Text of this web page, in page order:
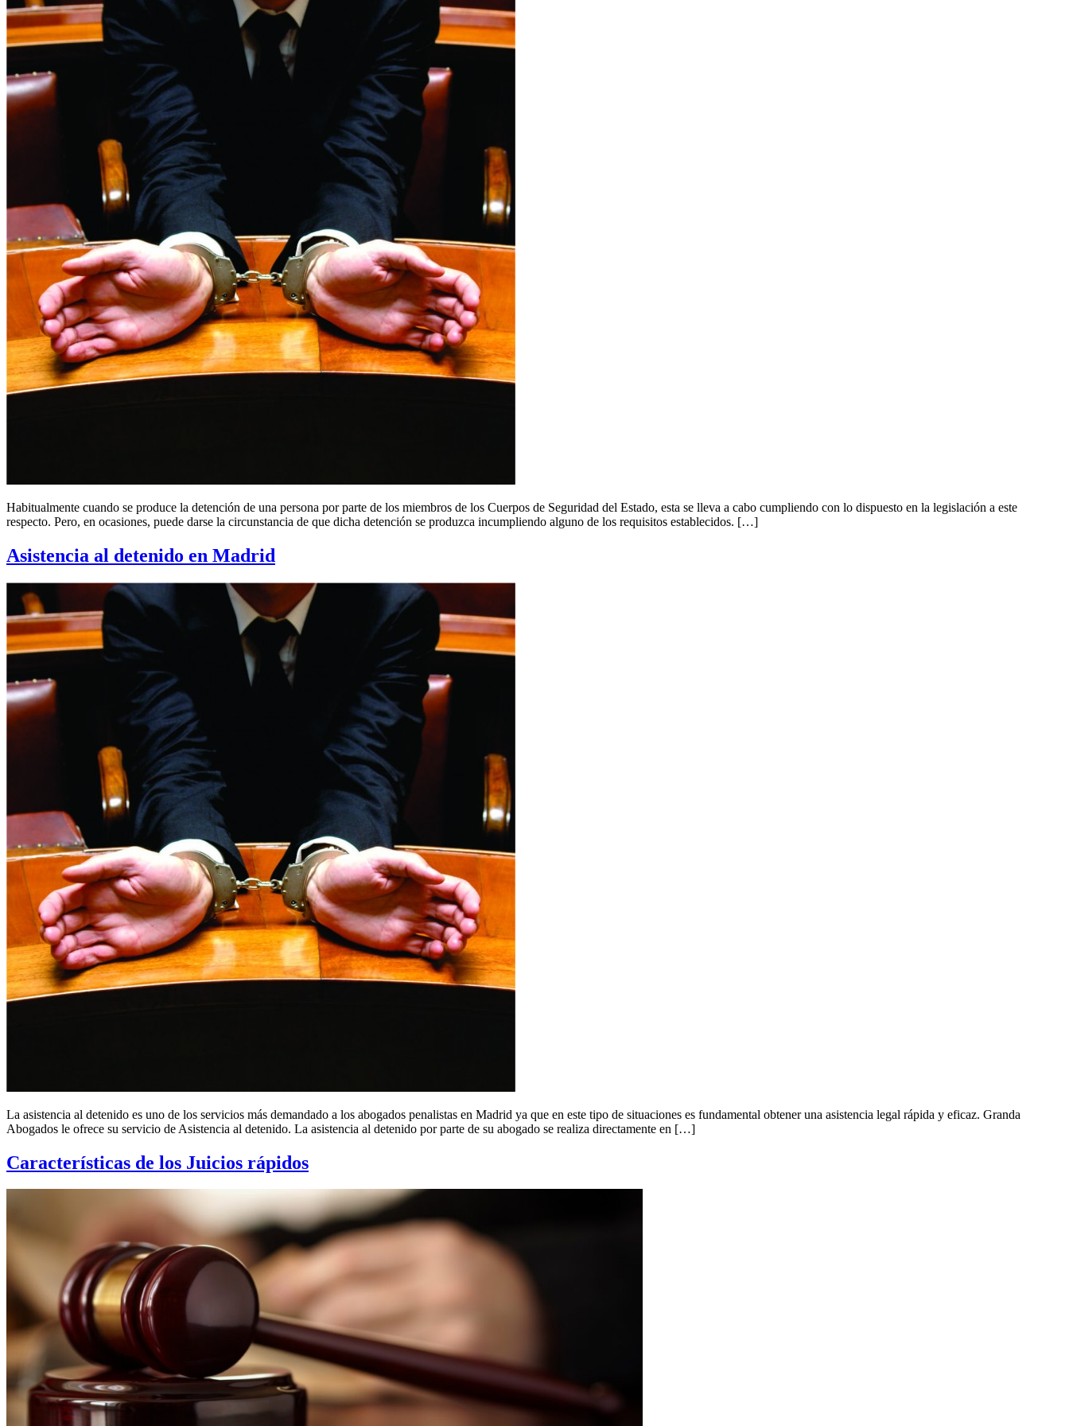
Habitualmente cuando se produce la detención de una persona por parte de los miembros de los Cuerpos de Seguridad del Estado, esta se lleva a cabo cumpliendo con lo dispuesto en la legislación a este
respecto. Pero, en ocasiones, puede darse la circunstancia de que dicha detención se produzca incumpliendo alguno de los requisitos establecidos. […]
Asistencia al detenido en Madrid
La asistencia al detenido es uno de los servicios más demandado a los abogados penalistas en Madrid ya que en este tipo de situaciones es fundamental obtener una asistencia legal rápida y eficaz. Granda
Abogados le ofrece su servicio de Asistencia al detenido. La asistencia al detenido por parte de su abogado se realiza directamente en […]
Características de los Juicios rápidos